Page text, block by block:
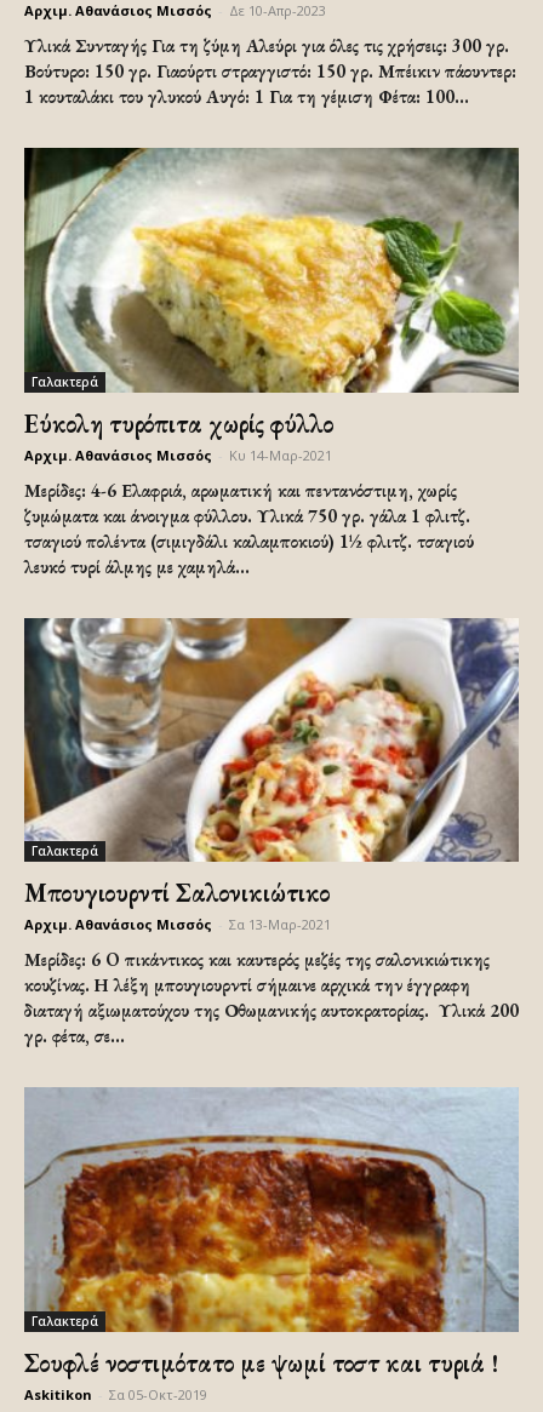
Αρχιμ. Αθανάσιος Μισσός Δε 10-Απρ-2023
Υλικά Συνταγής Για τη ζύμη Αλεύρι για όλες τις χρήσεις: 300 γρ.
Βούτυρο: 150 γρ. Γιαούρτι στραγγιστό: 150 γρ. Μπέικιν πάουντερ:
1 κουταλάκι του γλυκού Αυγό: 1 Για τη γέμιση Φέτα: 100...
Γαλακτερά
Εύκολη τυρόπιτα χωρίς φύλλο
Αρχιμ. Αθανάσιος Μισσός Κυ 14-Μαρ-2021
Μερίδες: 4-6 Ελαφριά, αρωματική και πεντανόστιμη, χωρίς
ζυμώματα και άνοιγμα φύλλου. Υλικά 750 γρ. γάλα 1 φλιτζ.
τσαγιού πολέντα (σιμιγδάλι καλαμποκιού) 1½ φλιτζ. τσαγιού
λευκό τυρί άλμης με χαμηλά...
Γαλακτερά
Μπουγιουρντί Σαλονικιώτικο
Αρχιμ. Αθανάσιος Μισσός Σα 13-Μαρ-2021
Μερίδες: 6 O πικάντικος και καυτερός μεζές της σαλονικιώτικης
κουζίνας. Η λέξη μπουγιουρντί σήμαινε αρχικά την έγγραφη
διαταγή αξιωματούχου της Οθωμανικής αυτοκρατορίας. Υλικά 200
γρ. φέτα, σε...
Γαλακτερά
Σουφλέ νοστιμότατο με ψωμί τοστ και τυριά !
Askitikon Σα 05-Οκτ-2019